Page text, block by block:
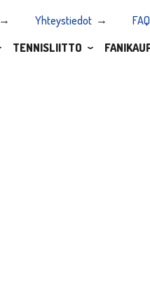
Yhteystiedot
FAQ
TENNISLIITTO